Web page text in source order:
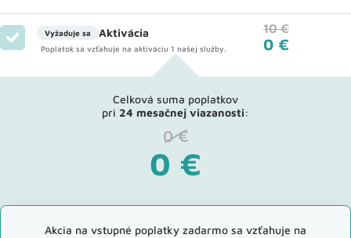
Vyžaduje sa Aktivácia
Poplatok sa vzťahuje na aktiváciu 1 našej služby.
10 €
0 €
Celková suma poplatkov
pri 24 mesačnej viazanosti:
0€
0 €
Akcia na vstupné poplatky zadarmo sa vzťahuje na